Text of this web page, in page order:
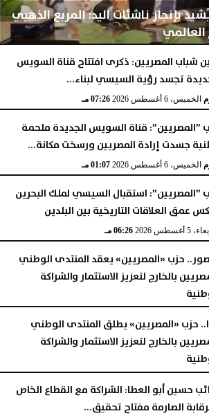
بإنجاز ناشئات اليد: المربع الذهبي
العالمي
10:00 مـ
شباب المصريين: ذكرى افتتاح قناة السويس
تجسد رؤية السيسي لبناء...
الخميس، 6 أغسطس 2026 07:26 مـ
”المصريين”: قناة السويس الجديدة ملحمة
جسدت إرادة المصريين ورسخت مكانة...
الخميس، 6 أغسطس 2026 01:07 مـ
”المصريين”: استقبال السيسي لملك البحرين
عمق العلاقات التاريخية بين البلدين
5 أغسطس 2026 06:26 مـ
حزب «المصريين» يعقد المنتدى الوطني
بالخارج لتعزيز الاستثمار والشراكة
حزب «المصريين» يطلق المنتدى الوطني
بالخارج لتعزيز الاستثمار والشراكة
حسين أبو العطا: الشراكة مع القطاع الخاص
الصارمة مفتاح تحقيق...